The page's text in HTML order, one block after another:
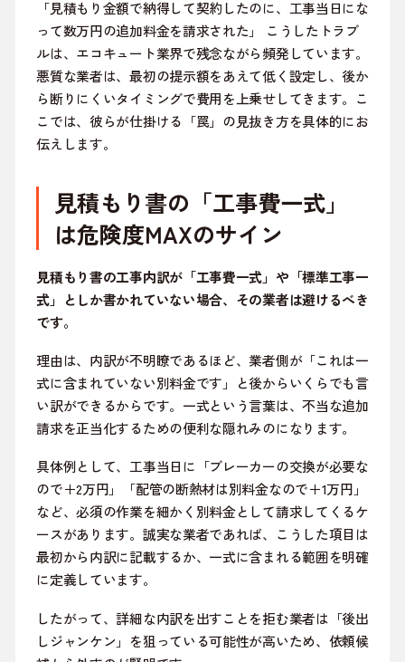
「見積もり金額で納得して契約したのに、工事当日にな
って数万円の追加料金を請求された」 こうしたトラブ
ルは、エコキュート業界で残念ながら頻発しています。
悪質な業者は、最初の提示額をあえて低く設定し、後か
ら断りにくいタイミングで費用を上乗せしてきます。こ
こでは、彼らが仕掛ける「罠」の見抜き方を具体的にお
伝えします。
見積もり書の「工事費一式」
は危険度MAXのサイン
見積もり書の工事内訳が「工事費一式」や「標準工事一
式」としか書かれていない場合、その業者は避けるべき
です。
理由は、内訳が不明瞭であるほど、業者側が「これは一
式に含まれていない別料金です」と後からいくらでも言
い訳ができるからです。一式という言葉は、不当な追加
請求を正当化するための便利な隠れみのになります。
具体例として、工事当日に「ブレーカーの交換が必要な
ので＋2万円」「配管の断熱材は別料金なので＋1万円」
など、必須の作業を細かく別料金として請求してくるケ
ースがあります。誠実な業者であれば、こうした項目は
最初から内訳に記載するか、一式に含まれる範囲を明確
に定義しています。
したがって、詳細な内訳を出すことを拒む業者は「後出
しジャンケン」を狙っている可能性が高いため、依頼候